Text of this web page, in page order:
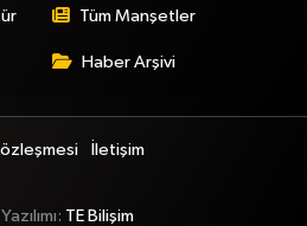
Tüm Manşetler
Haber Arşivi
İletişim
TE Bilişim